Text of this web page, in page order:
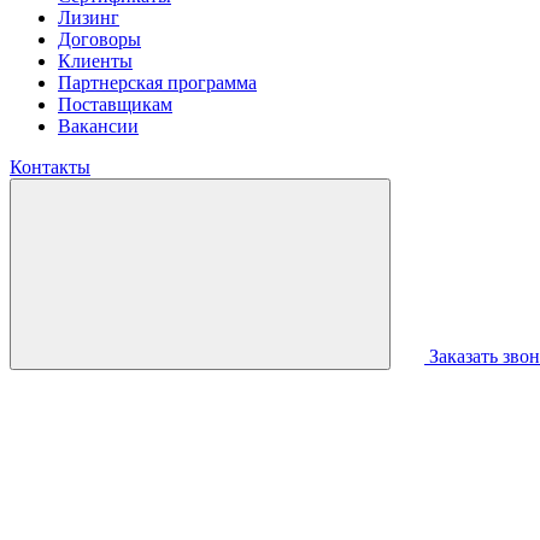
Лизинг
Договоры
Клиенты
Партнерская программа
Поставщикам
Вакансии
Контакты
Заказать